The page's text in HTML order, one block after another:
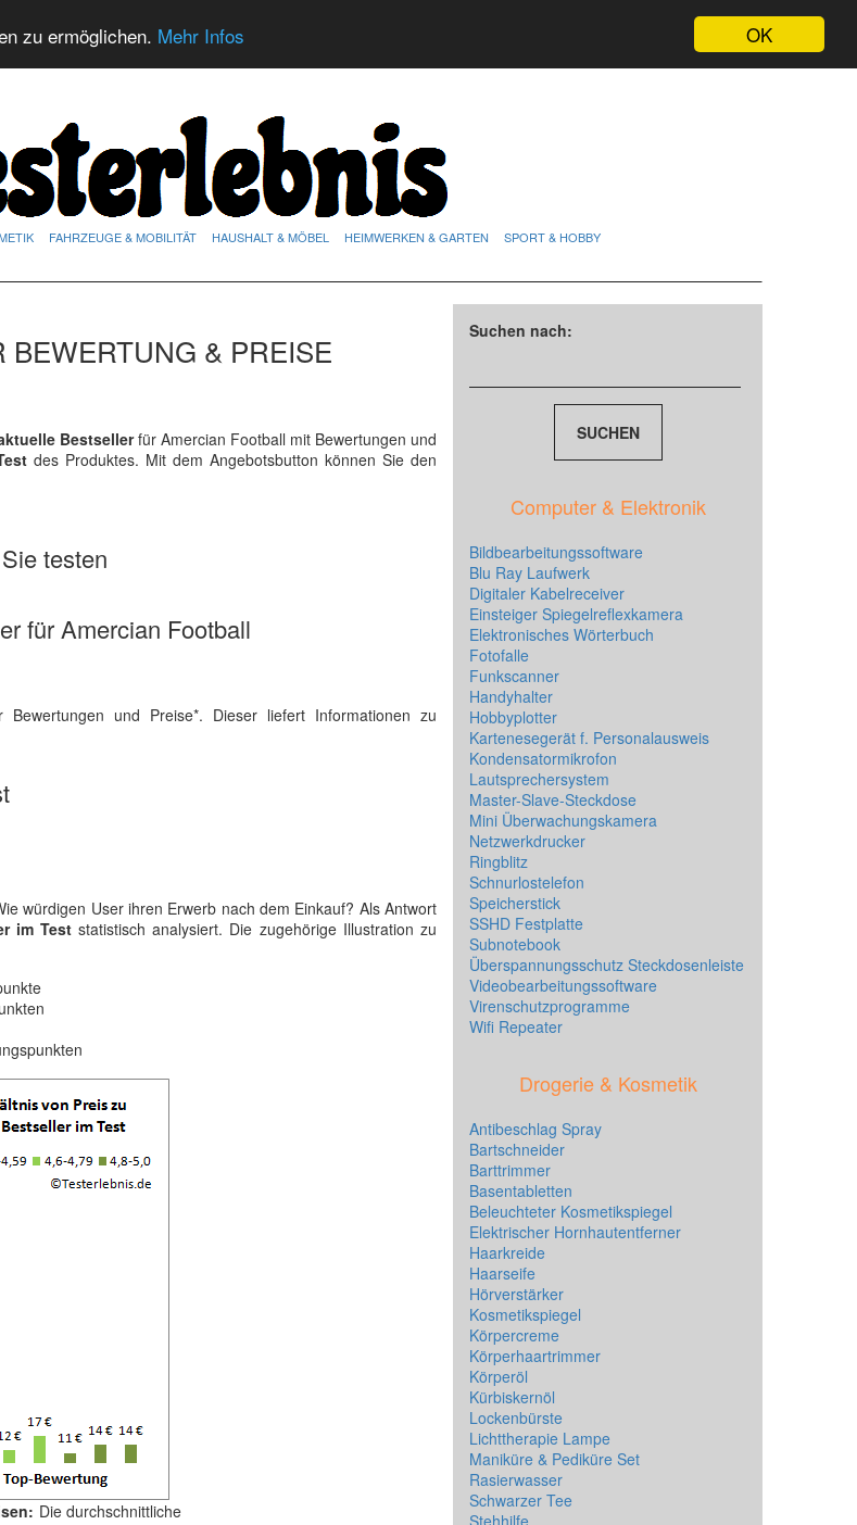
OK
zu ermöglichen. Mehr Infos
FAHRZEUGE & MOBILITÄT HAUSHALT & MÖBEL HEIMWERKEN & GARTEN SPORT & HOBBY
BEWERTUNG & PREISE
Bestsellerfür Amercian Football mit Bewertungen und
des Produktes. Mit dem Angebotsbutton können Sie den
testen
für Amercian Football
und Preise*. Dieser liefert Informationen zu
würdigen User ihren Erwerb nach dem Einkauf? Als Antwort
im Teststatistisch analysiert. Die zugehörige Illustration zu
Die durchschnittliche
Suchen nach:
Computer & Elektronik
Bildbearbeitungssoftware
Blu Ray Laufwerk
Digitaler Kabelreceiver
Einsteiger Spiegelreflexkamera
Elektronisches Wörterbuch
Fotofalle
Funkscanner
Handyhalter
Hobbyplotter
Kartenesegerät f. Personalausweis
Kondensatormikrofon
Lautsprechersystem
Master-Slave-Steckdose
Mini Überwachungskamera
Netzwerkdrucker
Ringblitz
Schnurlostelefon
Speicherstick
SSHD Festplatte
Subnotebook
Überspannungsschutz Steckdosenleiste
Videobearbeitungssoftware
Virenschutzprogramme
Wifi Repeater
Drogerie & Kosmetik
Antibeschlag Spray
Bartschneider
Barttrimmer
Basentabletten
Beleuchteter Kosmetikspiegel
Elektrischer Hornhautentferner
Haarkreide
Haarseife
Hörverstärker
Kosmetikspiegel
Körpercreme
Körperhaartrimmer
Körperöl
Kürbiskernöl
Lockenbürste
Lichttherapie Lampe
Maniküre & Pediküre Set
Rasierwasser
Schwarzer Tee
Stehhilfe